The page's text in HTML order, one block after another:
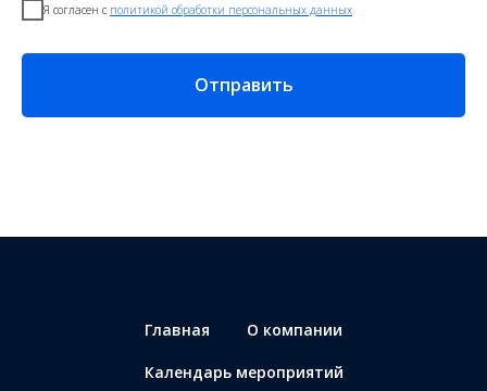
Я согласен с политикой обработки персональных данных
Отправить
Главная О компании
Календарь мероприятий